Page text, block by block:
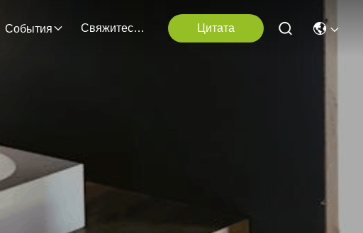
События Свяжитесь С Нами Цитата